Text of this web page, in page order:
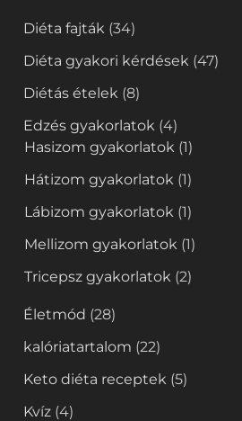
Diéta fajták (34)
Diéta gyakori kérdések (47)
Diétás ételek (8)
Edzés gyakorlatok (4)
Hasizom gyakorlatok (1)
Hátizom gyakorlatok (1)
Lábizom gyakorlatok (1)
Mellizom gyakorlatok (1)
Tricepsz gyakorlatok (2)
Életmód (28)
kalóriatartalom (22)
Keto diéta receptek (5)
Kvíz (4)